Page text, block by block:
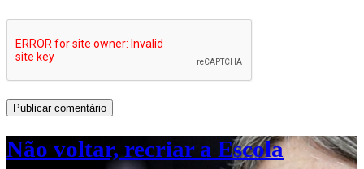
Não voltar, recriar a Escola